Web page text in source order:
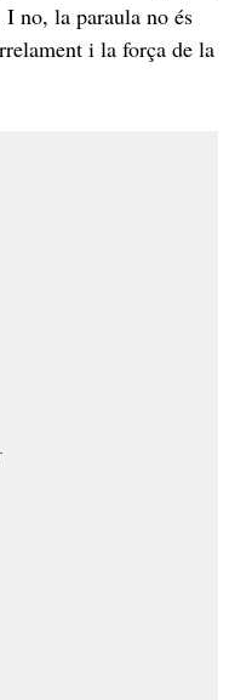
no, la paraula no és
i la força de la